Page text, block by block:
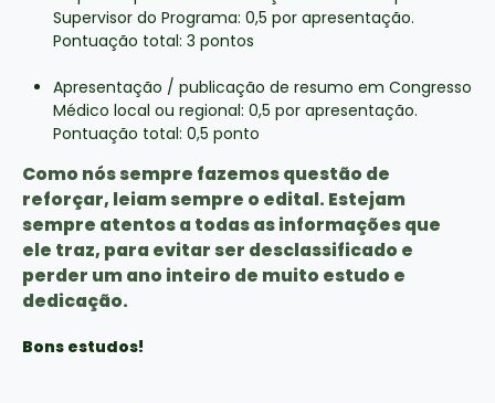
Supervisor do Programa: 0,5 por apresentação.
Pontuação total: 3 pontos
Apresentação / publicação de resumo em Congresso
Médico local ou regional: 0,5 por apresentação.
Pontuação total: 0,5 ponto
Como nós sempre fazemos questão de
reforçar, leiam sempre o edital. Estejam
sempre atentos a todas as informações que
ele traz, para evitar ser desclassificado e
perder um ano inteiro de muito estudo e
dedicação.
Bons estudos!